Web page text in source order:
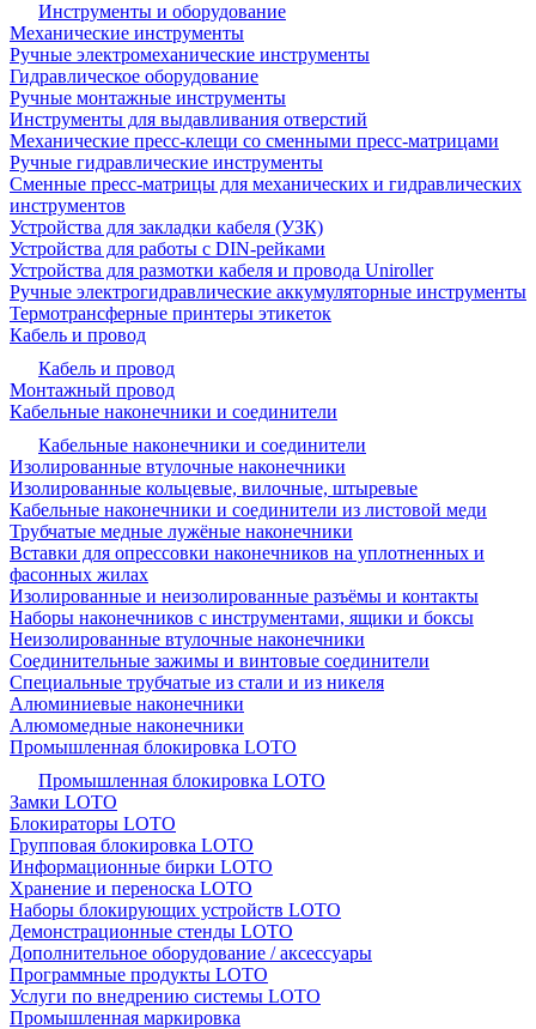
Инструменты и оборудование
Механические инструменты
Ручные электромеханические инструменты
Гидравлическое оборудование
Ручные монтажные инструменты
Инструменты для выдавливания отверстий
Механические пресс-клещи со сменными пресс-матрицами
Ручные гидравлические инструменты
Сменные пресс-матрицы для механических и гидравлических
инструментов
Устройства для закладки кабеля (УЗК)
Устройства для работы с DIN-рейками
Устройства для размотки кабеля и провода Uniroller
Ручные электрогидравлические аккумуляторные инструменты
Термотрансферные принтеры этикеток
Кабель и провод
Кабель и провод
Монтажный провод
Кабельные наконечники и соединители
Кабельные наконечники и соединители
Изолированные втулочные наконечники
Изолированные кольцевые, вилочные, штыревые
Кабельные наконечники и соединители из листовой меди
Трубчатые медные лужёные наконечники
Вставки для опрессовки наконечников на уплотненных и
фасонных жилах
Изолированные и неизолированные разъёмы и контакты
Наборы наконечников с инструментами, ящики и боксы
Неизолированные втулочные наконечники
Соединительные зажимы и винтовые соединители
Специальные трубчатые из стали и из никеля
Алюминиевые наконечники
Алюмомедные наконечники
Промышленная блокировка LOTO
Промышленная блокировка LOTO
Замки LOTO
Блокираторы LOTO
Групповая блокировка LOTO
Информационные бирки LOTO
Хранение и переноска LOTO
Наборы блокирующих устройств LOTO
Демонстрационные стенды LOTO
Дополнительное оборудование / аксессуары
Программные продукты LOTO
Услуги по внедрению системы LOTO
Промышленная маркировка